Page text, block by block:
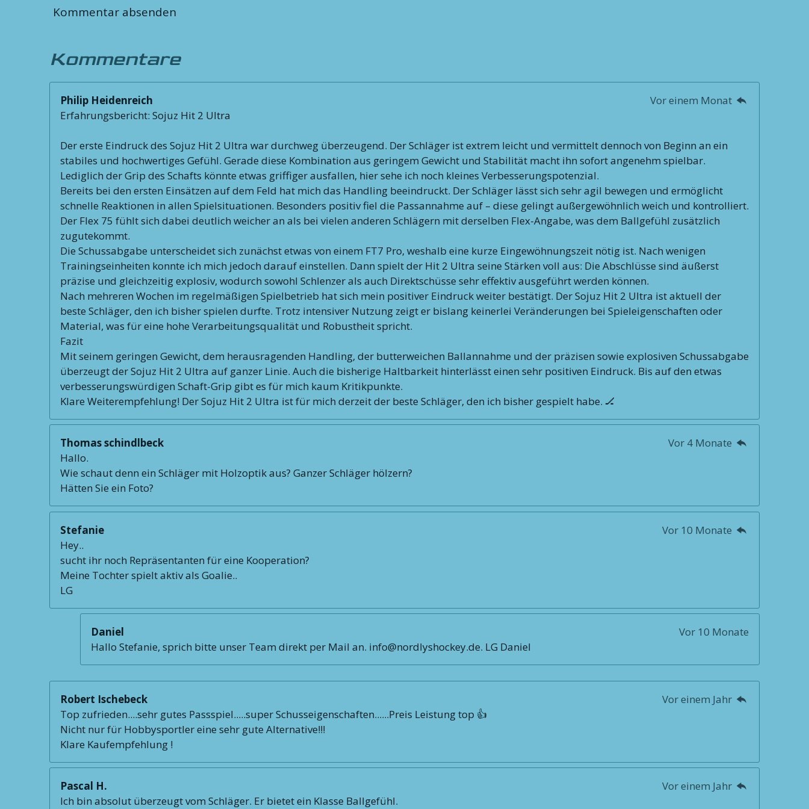
Kommentar absenden
Kommentare
Philip Heidenreich
Vor einem Monat
Erfahrungsbericht: Sojuz Hit 2 Ultra
Der erste Eindruck des Sojuz Hit 2 Ultra war durchweg überzeugend. Der Schläger ist extrem leicht und vermittelt dennoch von Beginn an ein
stabiles und hochwertiges Gefühl. Gerade diese Kombination aus geringem Gewicht und Stabilität macht ihn sofort angenehm spielbar.
Lediglich der Grip des Schafts könnte etwas griffiger ausfallen, hier sehe ich noch kleines Verbesserungspotenzial.
Bereits bei den ersten Einsätzen auf dem Feld hat mich das Handling beeindruckt. Der Schläger lässt sich sehr agil bewegen und ermöglicht
schnelle Reaktionen in allen Spielsituationen. Besonders positiv fiel die Passannahme auf – diese gelingt außergewöhnlich weich und kontrolliert.
Der Flex 75 fühlt sich dabei deutlich weicher an als bei vielen anderen Schlägern mit derselben Flex-Angabe, was dem Ballgefühl zusätzlich
zugutekommt.
Die Schussabgabe unterscheidet sich zunächst etwas von einem FT7 Pro, weshalb eine kurze Eingewöhnungszeit nötig ist. Nach wenigen
Trainingseinheiten konnte ich mich jedoch darauf einstellen. Dann spielt der Hit 2 Ultra seine Stärken voll aus: Die Abschlüsse sind äußerst
präzise und gleichzeitig explosiv, wodurch sowohl Schlenzer als auch Direktschüsse sehr effektiv ausgeführt werden können.
Nach mehreren Wochen im regelmäßigen Spielbetrieb hat sich mein positiver Eindruck weiter bestätigt. Der Sojuz Hit 2 Ultra ist aktuell der
beste Schläger, den ich bisher spielen durfte. Trotz intensiver Nutzung zeigt er bislang keinerlei Veränderungen bei Spieleigenschaften oder
Material, was für eine hohe Verarbeitungsqualität und Robustheit spricht.
Fazit
Mit seinem geringen Gewicht, dem herausragenden Handling, der butterweichen Ballannahme und der präzisen sowie explosiven Schussabgabe
überzeugt der Sojuz Hit 2 Ultra auf ganzer Linie. Auch die bisherige Haltbarkeit hinterlässt einen sehr positiven Eindruck. Bis auf den etwas
verbesserungswürdigen Schaft-Grip gibt es für mich kaum Kritikpunkte.
Klare Weiterempfehlung! Der Sojuz Hit 2 Ultra ist für mich derzeit der beste Schläger, den ich bisher gespielt habe. 🏒
Thomas schindlbeck
Vor 4 Monate
Hallo.
Wie schaut denn ein Schläger mit Holzoptik aus? Ganzer Schläger hölzern?
Hätten Sie ein Foto?
Stefanie
Vor 10 Monate
Hey..
sucht ihr noch Repräsentanten für eine Kooperation?
Meine Tochter spielt aktiv als Goalie..
LG
Daniel
Vor 10 Monate
Hallo Stefanie, sprich bitte unser Team direkt per Mail an. info@nordlyshockey.de. LG Daniel
Robert Ischebeck
Vor einem Jahr
Top zufrieden....sehr gutes Passspiel.....super Schusseigenschaften......Preis Leistung top 👍
Nicht nur für Hobbysportler eine sehr gute Alternative!!!
Klare Kaufempfehlung !
Pascal H.
Vor einem Jahr
Ich bin absolut überzeugt vom Schläger. Er bietet ein Klasse Ballgefühl.